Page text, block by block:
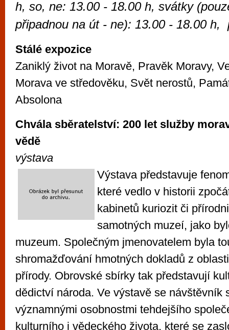
h, so, ne: 13.00 - 18.00 h, svátky
připadnou na út - ne): 13.00 - 18.00 h,
Stálé expozice
Zaniklý život na Moravě, Pravěk Moravy,
Morava ve středověku, Svět nerostů,
Absolona
Chvála sběratelství: 200 let služby
vědě
výstava
Výstava představuje
které vedlo v historii
kabinetů kuriozit či
samotných muzeí, jako
muzeum. Společným jmenovatelem byla
shromažďování hmotných dokladů z
přírody. Obrovské sbírky tak představují
dědictví národa. Ve výstavě se návštěvník
významnými osobnostmi tehdejšího
kulturního i vědeckého života, které se
Mimo jiné je ale také místem, kde si
vyzkoušet různé kasinové hry. V
metropoli naleznete širokou nabídku her
po moderní automaty jak pro pravidelné
příležitostné hráče. V...